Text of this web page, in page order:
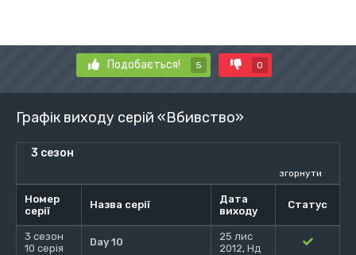
Подобається! 5 0
Графік виходу серій «Вбивство»
3 сезон
згорнути
Номер
серії
Назва серії
Дата
виходу
Статус
3 сезон
10 серія
Day 10
25 лис
2012, Нд